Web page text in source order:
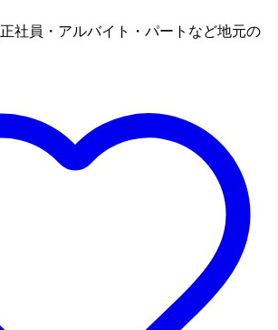
正社員・アルバイト・パートなど地元の